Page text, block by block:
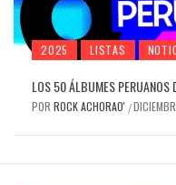
2025 LISTAS
LOS 50 ÁLBUMES
POR ROCK ACHORAO' /